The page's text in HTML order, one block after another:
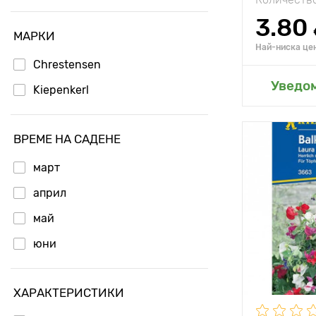
МАРКИ
Chrestensen
Kiepenkerl
ВРЕМЕ НА САДЕНЕ
март
април
май
юни
ХАРАКТЕРИСТИКИ
3.80
Най-ниска
Специални
Височина
растението
растенията